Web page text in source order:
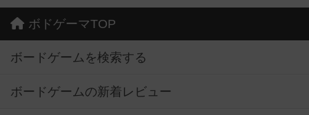
ボドゲーマTOP
ボードゲームを検索する
ボードゲームの新着レビュー